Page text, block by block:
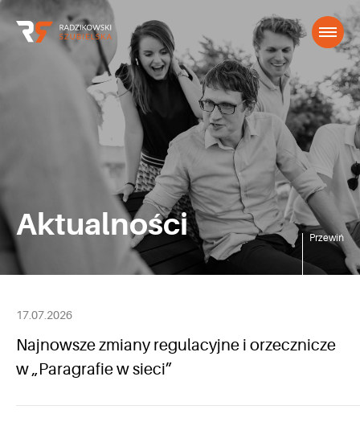
Aktualności Przewiń
17.07.2026
Najnowsze zmiany regulacyjne i orzecznicze
w „Paragrafie w sieci”